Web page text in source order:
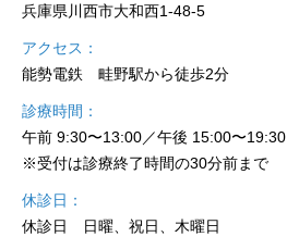
兵庫県川西市大和西1-48-5
アクセス
能勢電鉄 畦野駅から徒歩2分
診療時間
午前 9:30〜13:00／午後 15:00〜19:30
※受付は診療終了時間の30分前まで
休診日
休診日 日曜、祝日、木曜日